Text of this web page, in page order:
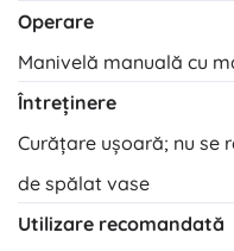
Operare
Manivelă manuală cu
Întreținere
Curățare ușoară; nu se
de spălat vase
Utilizare recomandată